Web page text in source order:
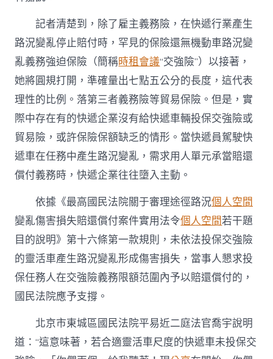
記者清楚到，除了雇主義務險，在快遞行業產生
路況變亂停止賠付時，罕見的保險還無機動車路況變
亂義務強迫保險（簡稱時租會議“交強險”）以接著，
她將圓規打開，準確量出七點五公分的長度，這代表
理性的比例。落第三者義務險等貿易保險。但是，實
際中存在有的快遞企業沒有給快遞車輛投保交強險或
貿易險，或許保險保額缺乏的情形。當快遞員駕駛快
遞車在任務中產生路況變亂，需求用人單元承當賠還
償付義務時，快遞企業往往墮入主動。
依據《最高國民法院關于審理途徑路況個人空間
變亂傷害損失賠還償付案件實用法令個人空間若干題
目的說明》第十六條第一款規則，未依法投保交強險
的靈活車產生路況變亂形成傷害損失，當事人懇求投
保任務人在交強險義務限額范圍內予以賠還償付的，
國民法院應予支撐。
北京市東城區國民法院平易近二庭法官喬宇說明
道：“這意味著，若合適靈活車尺度的快遞車未投保交